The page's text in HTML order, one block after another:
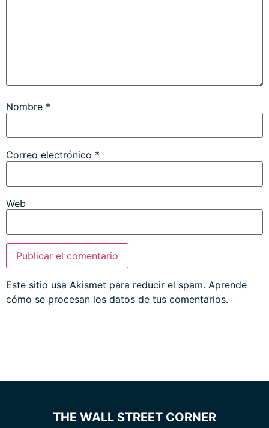
Nombre *
Correo electrónico *
Web
Este sitio usa Akismet para reducir el spam. Aprende
cómo se procesan los datos de tus comentarios.
THE WALL STREET CORNER